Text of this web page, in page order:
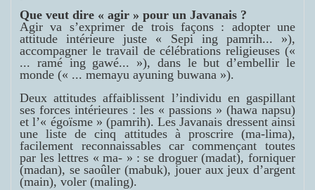
Que veut dire « agir » pour un Javanais ?
Agir va s’exprimer de trois façons : adopter une
attitude intérieure juste « Sepi ing pamrih... »),
accompagner le travail de célébrations religieuses («
... ramé ing gawé... »), dans le but d’embellir le
monde (« ... memayu ayuning buwana »).
Deux attitudes affaiblissent l’individu en gaspillant
ses forces intérieures : les « passions » (hawa napsu)
et l’« égoïsme » (pamrih). Les Javanais dressent ainsi
une liste de cinq attitudes à proscrire (ma-lima),
facilement reconnaissables car commençant toutes
par les lettres « ma- » : se droguer (madat), forniquer
(madan), se saoûler (mabuk), jouer aux jeux d’argent
(main), voler (maling).